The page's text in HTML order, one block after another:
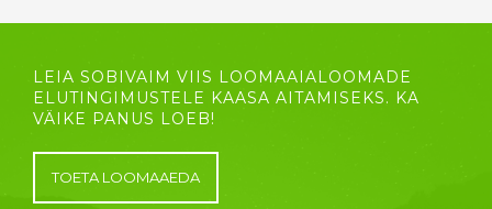
TOETA LOOMAAEDA
LEIA SOBIVAIM VIIS LOOMAAIALOOMADE
ELUTINGIMUSTELE KAASA AITAMISEKS. KA
VÄIKE PANUS LOEB!